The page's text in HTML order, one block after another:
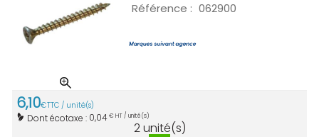
Référence : 062900
6,10€TTC / unité(s)
Dont écotaxe : 0,04€ HT / unité(s)
2unité(s)